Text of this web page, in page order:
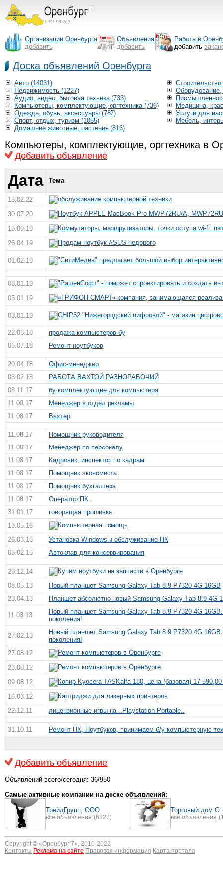
Организации Оренбурга
добавить
Объявления
добавить
Работа в
добавить
Доска объявлений Оренбурга
Авто (14031)
Недвижимость (1227)
Аудио, видео, бытовая техника (733)
Компьютеры, комплектующие, оргтехника (736)
Одежда, обувь, аксессуары (787)
Спорт, отдых, туризм (1055)
Домашние животные, растения (816)
Оборудование,
Медицина,
Услуги для
Мебель,
Компьютеры, комплектующие, оргтехника в
Добавить объявление
Дата Тема
15.02.22
обслуживание компьютерной техники
30.07.20
Ноутбук APPLE MacBook Pro MWP72RU/A,
15.09.19
Коммутаторы, маршрутизаторы, точки оступа wi-fi,
26.04.19
Продам ноутбук ASUS недорого
01.02.19 "СитиМедиа" предлагает большой выбор
08.01.19
"РашенСофт" - поможет спроектировать и создать
05.01.19
«ГРИФОН СМАРТ» компания, занимающаяся
03.01.19 CHIP52 "Нижегородский цифровой" - магазин
22.08.18
продажа компьютеров бу
05.07.18
Ремонт ноутбуков
20.04.18
Офис-менеджер
08.02.18
РАБОТА ВАХТОЙ РАЗНОРАБОЧИЙ
08.11.17
бу комплектующие для компьютера
11.08.17
Менеджер в отдел рекламы
11.08.17
Вахтер
11.08.17
Помощник руководителя
11.08.17
Менеджер по персоналу
11.08.17
Кадровик, инспектор по кадрам
11.08.17
Помощник экономиста
11.08.17
Помощник бухгалтера
11.08.17
Оператор ПК
31.01.17
говорящая прошивка
13.05.16
Компьютерная помощь
26.03.16
Установка Windows и обслуживание ПК
05.02.15
Автоклав для консервирования
29.12.14
Купим ноутбуки на запчасти в Оренбурге
08.05.13
Hoвый плaншeт Samsung Galaxy Tab 8.9 P7320 4G 16GB
23.04.13
Плaншeт абсолютно новый Samsung Galaxy Тab 8.9 4G
11.03.13
Новый планшет Samsung Galaxy Tab 8.9 P7320 4G 16GB.
поколения!
27.02.13
Новый планшет Samsung Galaxy Tab 8.9 P7320 4G 16GB.
поколения!
27.08.12
Ремонт компьютеров в Оренбурге
23.08.12
Ремонт компьютеров в Оренбурге
09.08.12
Копир Kyocera TASKalfa 180, цена (базовая) 17
16.03.12
Картриджи для лазерных принтеров
22.12.11
лицензионные игры на ..Playstation Portable..
31.10.11 Ремонт ПК, Ноутбуков, принимаем б/у компьютерную
Добавить объявление
Объявлений всего/сегодня: 36/950
Самые активные компании на доске объявлений:
ТрейдГрупп, ООО
все объявления (6327)
Торговый дом
все объявления
Copyright © «Оренбург 7», 2010-2022
Контакты Реклама на сайте Правовая информация Карта портала